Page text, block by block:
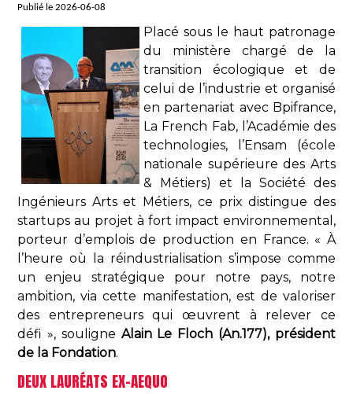
Publié le 2026-06-08
Placé sous le haut patronage
du ministère chargé de la
transition écologique et de
celui de l’industrie et organisé
en partenariat avec Bpifrance,
La French Fab, l’Académie des
technologies, l’Ensam (école
nationale supérieure des Arts
& Métiers) et la Société des
Ingénieurs Arts et Métiers, ce prix distingue des
startups au projet à fort impact environnemental,
porteur d’emplois de production en France. « À
l’heure où la réindustrialisation s’impose comme
un enjeu stratégique pour notre pays, notre
ambition, via cette manifestation, est de valoriser
des entrepreneurs qui œuvrent à relever ce
défi », souligne Alain Le Floch (An.177), président
de la Fondation.
DEUX LAURÉATS EX-AEQUO